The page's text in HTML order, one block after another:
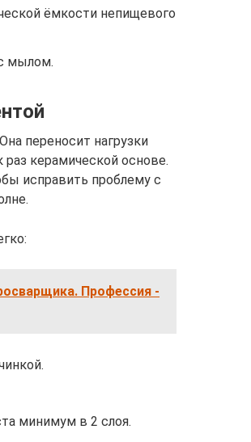
ёмкости непищевого
мылом.
переносит нагрузки
керамической основе.
исправить проблему с
Профессия -
минимум в 2 слоя.